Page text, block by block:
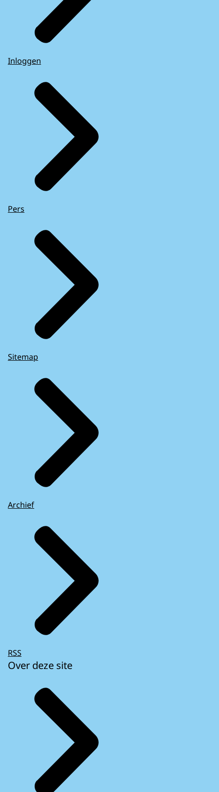
Inloggen
Pers
Sitemap
Archief
RSS
Over deze site